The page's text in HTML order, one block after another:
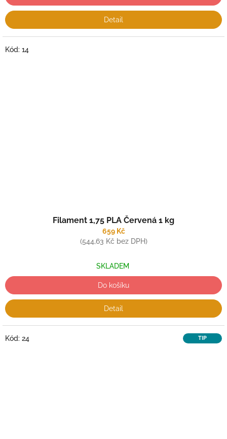
Detail
Filament 1,75 PLA Červená 1 kg
659 Kč
(544,63 Kč bez DPH)
SKLADEM
Do košíku
Detail
Kód: 14
TIP
Kód: 24